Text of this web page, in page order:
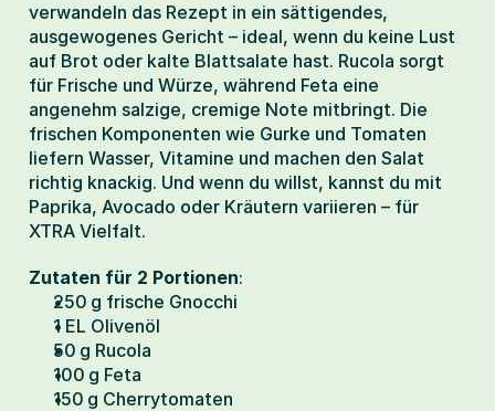
verwandeln das Rezept in ein sättigendes,
ausgewogenes Gericht – ideal, wenn du keine Lust
auf Brot oder kalte Blattsalate hast. Rucola sorgt
für Frische und Würze, während Feta eine
angenehm salzige, cremige Note mitbringt. Die
frischen Komponenten wie Gurke und Tomaten
liefern Wasser, Vitamine und machen den Salat
richtig knackig. Und wenn du willst, kannst du mit
Paprika, Avocado oder Kräutern variieren – für
XTRA Vielfalt.
Zutaten für 2 Portionen:
250 g frische Gnocchi
1 EL Olivenöl
50 g Rucola
100 g Feta
150 g Cherrytomaten